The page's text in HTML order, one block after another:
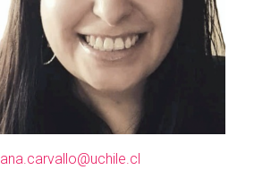
ana.carvallo@uchile.cl